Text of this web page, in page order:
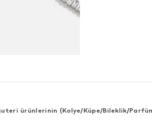
ürünlerinin (Kolye/Küpe/Bileklik/